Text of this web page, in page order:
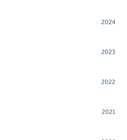
2024
2023
2022
2021